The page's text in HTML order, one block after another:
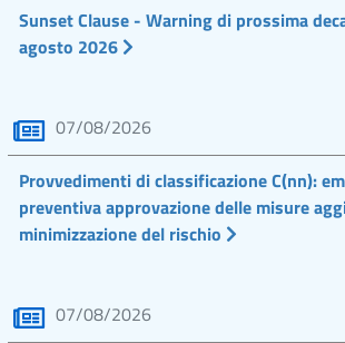
Sunset Clause - Warning di prossima
agosto 2026
07/08/2026
Provvedimenti di classificazione C(nn):
preventiva approvazione delle misure
minimizzazione del rischio
07/08/2026